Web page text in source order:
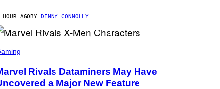
HOUR AGO BY DENNY CONNOLLY
Rivals Dataminers May Have
a Major New Feature